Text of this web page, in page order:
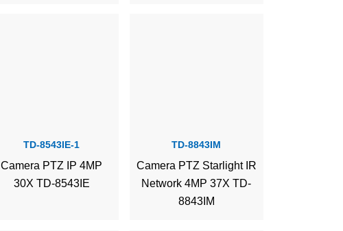
TD-8543IE-1
Camera PTZ IP 4MP
30X TD-8543IE
TD-8843IM
Camera PTZ Starlight IR
Network 4MP 37X TD-
8843IM